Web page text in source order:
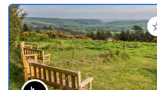
je favorieten